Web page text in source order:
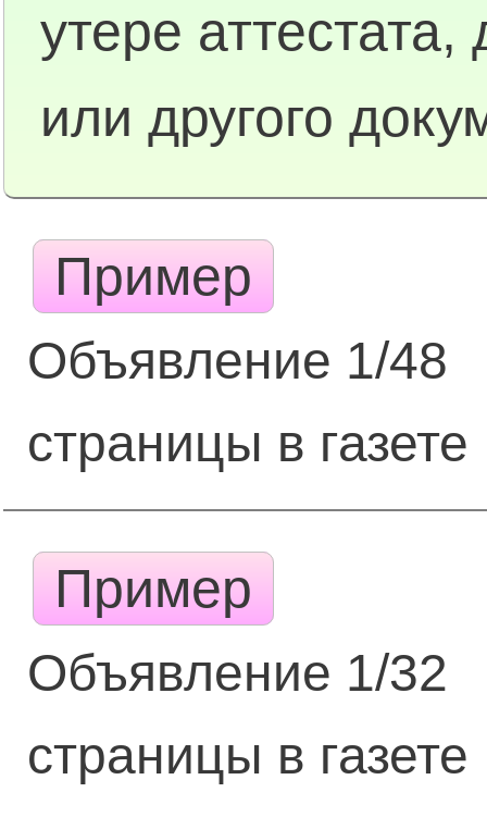
утере
или другого
Пример
Объявление 1/48
страницы в газете
Пример
Объявление 1/32
страницы в газете